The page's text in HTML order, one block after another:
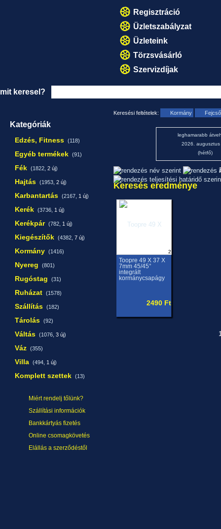
Regisztráció
Üzletszabályzat
Üzleteink
Törzsvásárló
Szervizdíjak
mit keresel?
Kategóriák
Edzés, Fitness (118)
Egyéb termékek (91)
Fék (1822, 2 új)
Hajtás (1953, 2 új)
Karbantartás (2167, 1 új)
Kerék (3736, 1 új)
Kerékpár (782, 1 új)
Kiegészítők (4382, 7 új)
Kormány (1416)
Nyereg (801)
Rugóstag (31)
Ruházat (1578)
Szállítás (182)
Tárolás (92)
Váltás (1076, 3 új)
Váz (355)
Villa (494, 1 új)
Komplett szettek (13)
Miért rendelj tőlünk?
Szállítási információk
Bankkártyás fizetés
Online csomagkövetés
Elállás a szerződéstől
Keresési feltételek: Kormány
leghamarabb
2026. augusztus
(hétfő)
Keresés eredménye
2
Toopre 49 X 37 X
7mm 45/45°
integrált
kormánycsapágy
2490 Ft